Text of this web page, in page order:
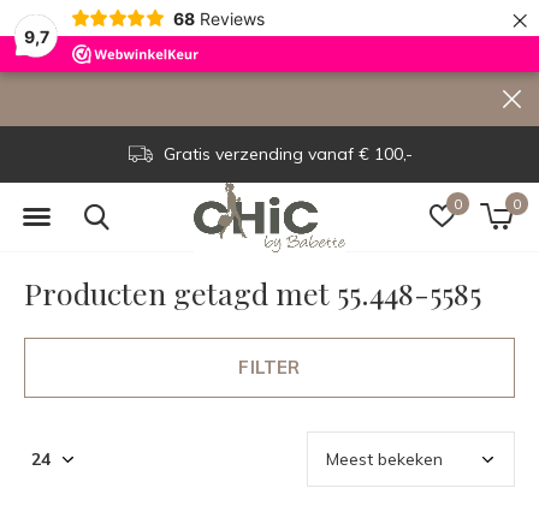
9,7
68 Reviews ×
0 0
Gratis verzending vanaf € 100,-
Producten getagd met 55.448-5585
FILTER